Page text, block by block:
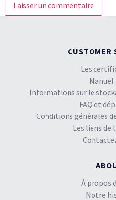
CUSTOMER
Les
Manuel
Informations sur le
FAQ et
Conditions générales
Les liens de
À propos
Notre